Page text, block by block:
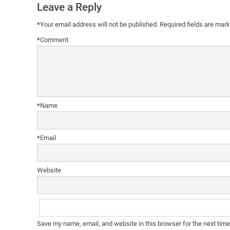
Leave a Reply
Your email address will not be published. Required fields are
*
Comment
*
Name
*
Email
*
Website
Save my name, email, and website in this browser for the next